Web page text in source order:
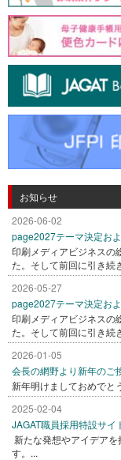
お知らせ
2026-06-02
page2027テーマ決定お
印刷メディアビジネスの
た。そして前回に引き続
2026-05-27
page2027テーマ決定お
印刷メディアビジネスの
た。そして前回に引き続
2026-01-05
会長の網野より新年のご
新年明けましておめでと
2025-02-04
JAGAT職員採用特設サイ
新たな発想やアイデア
す。...